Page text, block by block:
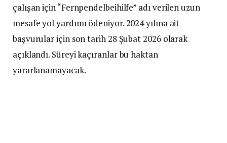
çalışan için “Fernpendelbeihilfe” adı verilen uzun
mesafe yol yardımı ödeniyor. 2024 yılına ait
başvurular için son tarih 28 Şubat 2026 olarak
açıklandı. Süreyi kaçıranlar bu haktan
yararlanamayacak.